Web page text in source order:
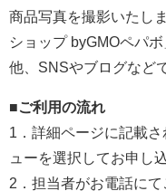
商品写真を撮影いたし
ショップ byGMOペパ
他、SNSやブログなど
■ご利用の流れ
1．詳細ページに記載
ューを選択してお申し
2．担当者がお電話に